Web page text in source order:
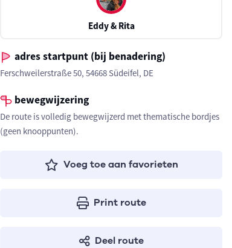
Eddy & Rita
adres startpunt (bij benadering)
Ferschweilerstraße 50, 54668 Südeifel, DE
bewegwijzering
De route is volledig bewegwijzerd met thematische bordjes
(geen knooppunten).
Voeg toe aan favorieten
Print route
Deel route